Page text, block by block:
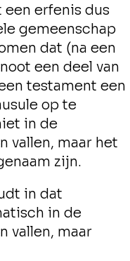
erfenis dus
gemeenschap
dat (na een
een deel van
testament een
op te
in de
vallen, maar het
zijn.
in dat
in de
vallen, maar